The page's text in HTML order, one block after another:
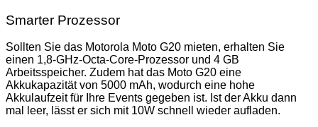
Smarter Prozessor
Sollten Sie das Motorola Moto G20 mieten, erhalten Sie
einen 1,8-GHz-Octa-Core-Prozessor und 4 GB
Arbeitsspeicher. Zudem hat das Moto G20 eine
Akkukapazität von 5000 mAh, wodurch eine hohe
Akkulaufzeit für Ihre Events gegeben ist. Ist der Akku dann
mal leer, lässt er sich mit 10W schnell wieder aufladen.